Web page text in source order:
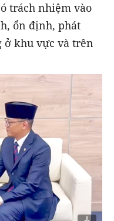
trách nhiệm vào
ổn định, phát
khu vực và trên